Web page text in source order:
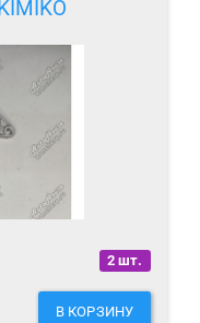
2 шт.
В КОРЗИНУ